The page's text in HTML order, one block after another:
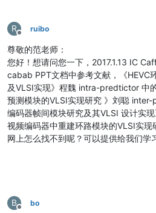
R
Offline
ruibo
尊敬的范老师：
您好！想请问您一下，2017.1.13 IC
cabab PPT文档中参考文献，《HEVC
及VLSI实现》程魏 intra-predtictor 中
预测模块的VLSI实现研究 》刘聪
编码器帧间模块研究及其VLSI 设计实
视频编码器中重建环路模块的VLSI实
网上怎么找不到呢？可以提供给我们学
B bo